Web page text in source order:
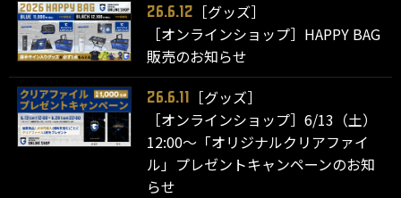
26.6.12
［グッズ］
［オンラインショップ］HAPPY BAG
販売のお知らせ
26.6.11
［グッズ］
［オンラインショップ］6/13（土）
12:00～「オリジナルクリアファイ
ル」プレゼントキャンペーンのお知
らせ